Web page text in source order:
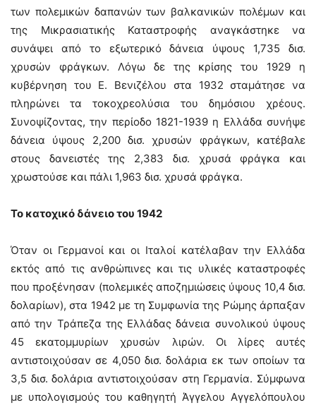
των πολεμικών δαπανών των βαλκανικών πολέμων και
της Μικρασιατικής Καταστροφής αναγκάστηκε να
συνάψει από το εξωτερικό δάνεια ύψους 1,735 δισ.
χρυσών φράγκων. Λόγω δε της κρίσης του 1929 η
κυβέρνηση του Ε. Βενιζέλου στα 1932 σταμάτησε να
πληρώνει τα τοκοχρεολύσια του δημόσιου χρέους.
Συνοψίζοντας, την περίοδο 1821-1939 η Ελλάδα συνήψε
δάνεια ύψους 2,200 δισ. χρυσών φράγκων, κατέβαλε
στους δανειστές της 2,383 δισ. χρυσά φράγκα και
χρωστούσε και πάλι 1,963 δισ. χρυσά φράγκα.
Το κατοχικό δάνειο του 1942
Όταν οι Γερμανοί και οι Ιταλοί κατέλαβαν την Ελλάδα
εκτός από τις ανθρώπινες και τις υλικές καταστροφές
που προξένησαν (πολεμικές αποζημιώσεις ύψους 10,4 δισ.
δολαρίων), στα 1942 με τη Συμφωνία της Ρώμης άρπαξαν
από την Τράπεζα της Ελλάδας δάνεια συνολικού ύψους
45 εκατομμυρίων χρυσών λιρών. Οι λίρες αυτές
αντιστοιχούσαν σε 4,050 δισ. δολάρια εκ των οποίων τα
3,5 δισ. δολάρια αντιστοιχούσαν στη Γερμανία. Σύμφωνα
με υπολογισμούς του καθηγητή Άγγελου Αγγελόπουλου